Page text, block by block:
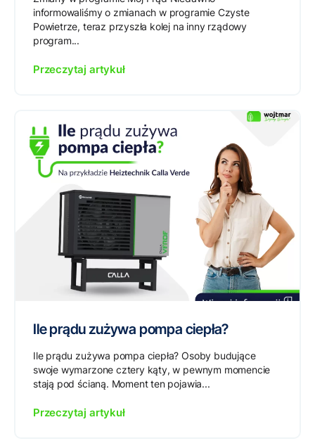
informowaliśmy o zmianach w programie Czyste
Powietrze, teraz przyszła kolej na inny rządowy
program...
Przeczytaj artykuł
Ile prądu zużywa pompa ciepła?
Ile prądu zużywa pompa ciepła? Osoby budujące
swoje wymarzone cztery kąty, w pewnym momencie
stają pod ścianą. Moment ten pojawia...
Przeczytaj artykuł